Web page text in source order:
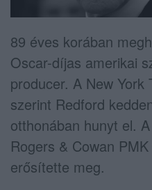
89 éves korában
Oscar-díjas amerikai
producer. A New York
szerint Redford
otthonában hunyt el.
Rogers & Cowan
erősítette meg.